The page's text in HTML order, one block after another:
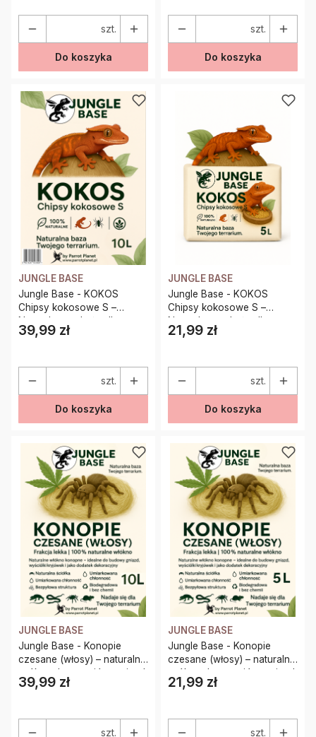
szt.
Do koszyka
szt.
Do koszyka
JUNGLE BASE
Jungle Base - KOKOS
Chipsy kokosowe S –
Naturalne podłoże dla
gadów, pajęczaków i
Cena
39,99 zł
szt.
Do koszyka
JUNGLE BASE
Jungle Base - KOKOS
Chipsy kokosowe S –
Naturalne podłoże dla
gadów, pajęczaków i
Cena
21,99 zł
szt.
Do koszyka
JUNGLE BASE
Jungle Base - Konopie
czesane (włosy) – naturalne
włókno do terrariów, gniazd
i dekoracji 10 Litrów
Cena
39,99 zł
szt.
JUNGLE BASE
Jungle Base - Konopie
czesane (włosy) – naturalne
włókno do terrariów, gniazd
i dekoracji 5 Litrów
Cena
21,99 zł
szt.